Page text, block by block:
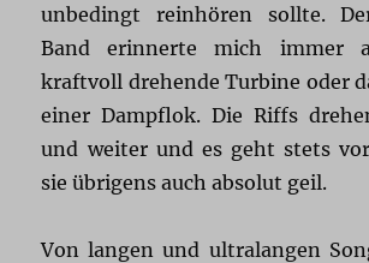
unbedingt reinhören sollte.
Band erinnerte mich immer
kraftvoll drehende Turbine oder
einer Dampflok. Die Riffs
und weiter und es geht stets
sie übrigens auch absolut geil.
Von langen und ultralangen